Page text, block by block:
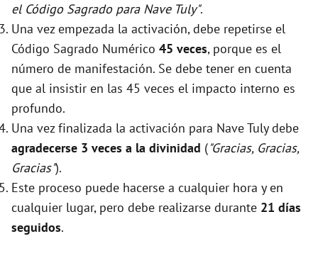
el Código Sagrado para Nave Tuly".
Una vez empezada la activación, debe repetirse el
Código Sagrado Numérico 45 veces, porque es el
número de manifestación. Se debe tener en cuenta
que al insistir en las 45 veces el impacto interno es
profundo.
Una vez finalizada la activación para Nave Tuly debe
agradecerse 3 veces a la divinidad ("Gracias, Gracias,
Gracias").
Este proceso puede hacerse a cualquier hora y en
cualquier lugar, pero debe realizarse durante 21 días
seguidos.